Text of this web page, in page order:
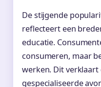
De stijgende
reflecteert een
educatie.
consumeren, maar
werken. Dit
gespecialiseerde